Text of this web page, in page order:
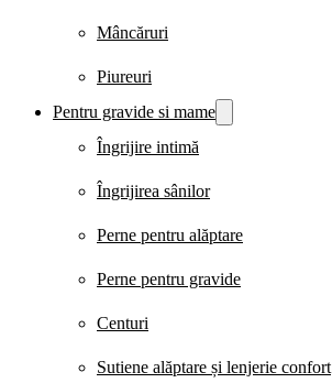
Mâncăruri
Piureuri
Pentru gravide si mame
Îngrijire intimă
Îngrijirea sânilor
Perne pentru alăptare
Perne pentru gravide
Centuri
Sutiene alăptare și lenjerie confort